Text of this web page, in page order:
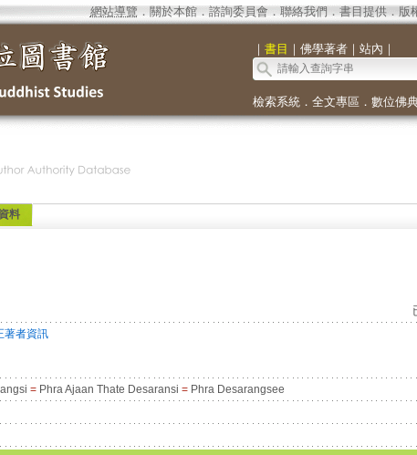
網站導覽 ． 關於本館． 諮詢委員會． 聯絡我們 ． 書目提供． 版
｜ 書目 ｜ 佛學著者｜ 站內 ｜
檢索系統． 全文專區 ． 數位佛
料
著者資訊
=Phra Ajaan Thate Desaransi =Phra Desarangsee